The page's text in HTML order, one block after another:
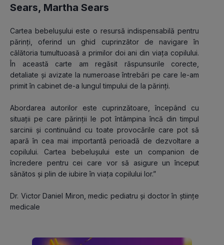
Sears, Martha Sears
Cartea bebelușului este o resursă indispensabilă pentru
părinți, oferind un ghid cuprinzător de navigare în
călătoria tumultuoasă a primilor doi ani din viața copilului.
În această carte am regăsit răspunsurile corecte,
detaliate și avizate la numeroase întrebări pe care le-am
primit în cabinet de-a lungul timpului de la părinți.
Abordarea autorilor este cuprinzătoare, începând cu
situații pe care părinții le pot întâmpina încă din timpul
sarcinii și continuând cu toate provocările care pot să
apară în cea mai importantă perioadă de dezvoltare a
copilului. Cartea bebelușului este un companion de
încredere pentru cei care vor să asigure un început
sănătos și plin de iubire în viața copilului lor.”
Dr. Victor Daniel Miron, medic pediatru și doctor în științe
medicale